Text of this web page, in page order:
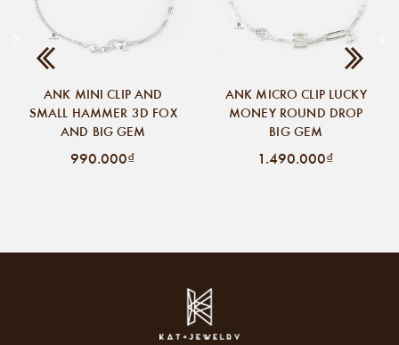
ANK MINI CLIP AND
SMALL HAMMER 3D FOX
AND BIG GEM
990.000₫
ANK MICRO CLIP LUCKY
MONEY ROUND DROP
BIG GEM
1.490.000₫